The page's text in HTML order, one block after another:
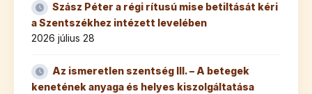
Szász Péter a régi rítusú mise betiltását kéri
a Szentszékhez intézett levelében
2026 július 28
Az ismeretlen szentség III. – A betegek
kenetének anyaga és helyes kiszolgáltatása